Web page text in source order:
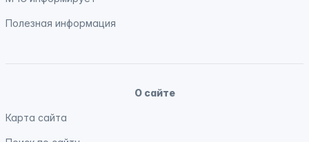
Полезная информация
О сайте
Карта сайта